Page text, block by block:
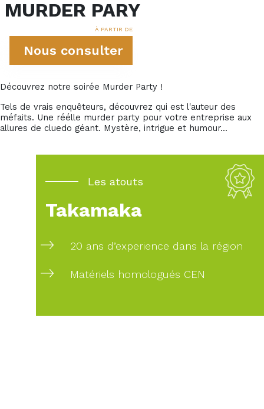
MURDER PARY
À PARTIR DE
Nous consulter
Découvrez notre soirée Murder Party !
Tels de vrais enquêteurs, découvrez qui est l'auteur des
méfaits. Une réélle murder party pour votre entreprise aux
allures de cluedo géant. Mystère, intrigue et humour...
Les atouts
Takamaka
20 ans d’experience dans la région
Matériels homologués CEN